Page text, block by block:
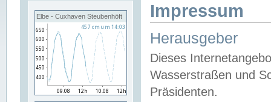
Elbe - Cuxhaven Steubenhöft Impressum
Herausgeber
Dieses
Wasserstraßen und
Präsidenten.